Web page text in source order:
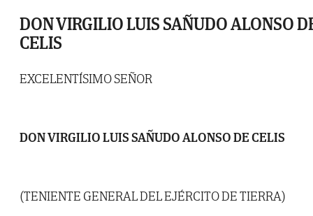
DON VIRGILIO LUIS SAÑUDO ALONSO
CELIS
EXCELENTÍSIMO SEÑOR
DON VIRGILIO LUIS SAÑUDO ALONSO DE CELIS
(TENIENTE GENERAL DEL EJÉRCITO DE TIERRA)